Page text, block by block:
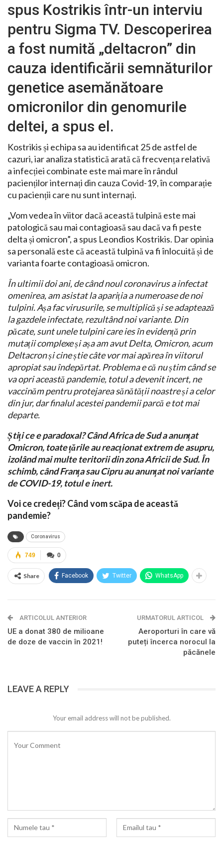
spus Kostrikis într-un interviu
pentru Sigma TV. Descoperirea
a fost numită „deltacron” din
cauza identificării semnăturilor
genetice asemănătoare
omicronilor din genomurile
deltei, a spus el.
Kostrikis și echipa sa au identificat 25 de astfel de
cazuri, iar analiza statistică arată că frecvența relativă
a infecției combinate este mai mare în rândul
pacienților internați din cauza Covid-19, în comparație
cu pacienții care nu sunt internați.
„Vom vedea în viitor dacă această tulpină este mai
patologică sau mai contagioasă sau dacă va fi peste
delta și omicron”, a spus Leondios Kostrikis. Dar opinia
sa personală este că această tulpină va fi înlocuită și de
varianta foarte contagioasă omicron.
În ultimii doi ani, de când noul coronavirus a infectat
omenirea, am asistat la apariția a numeroase de noi
tulpini. Așa fac virusurile, se multiplică și se adaptează
la gazdele infectate, rezultând noi variante. Din
păcate, sunt unele tulpini care ies în evidență prin
mutații complexe și așa am avut Delta, Omicron, acum
Deltacron și cine știe câte vor mai apărea în viitorul
apropiat sau îndepărtat. Problema e că nu știm când se
va opri această pandemie, totul a devenit incert, ne
vaccinăm pentru protejarea sănătății noastre și a celor
din jur, dar finalul acestei pandemii parcă e tot mai
departe.
Știți ce e paradoxal? Când Africa de Sud a anunțat
Omicron, toate țările au reacționat extrem de asupru,
izolând mai multe teritorii din zona Africii de Sud. În
schimb, când Franța sau Cipru au anunțat noi variante
de COVID-19, totul e inert.
Voi ce credeți? Când vom scăpa de această
pandemie?
Coronavirus
0
749
Share Facebook Twitter WhatsApp
ARTICOLUL ANTERIOR
UE a donat 380 de milioane
de doze de vaccin în 2021!
URMATORUL ARTICOL
Aeroporturi în care vă
puteți încerca norocul la
păcănele
LEAVE A REPLY
Your email address will not be published.